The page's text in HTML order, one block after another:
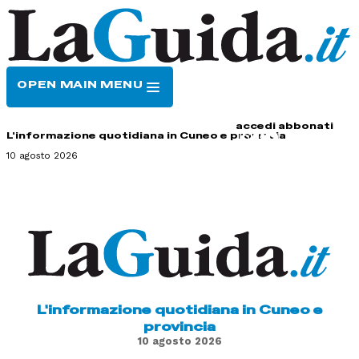
OPEN MAIN MENU
accedi abbonati
L'informazione quotidiana in Cuneo e provincia
10 agosto 2026
L'informazione quotidiana in Cuneo e
provincia
10 agosto 2026